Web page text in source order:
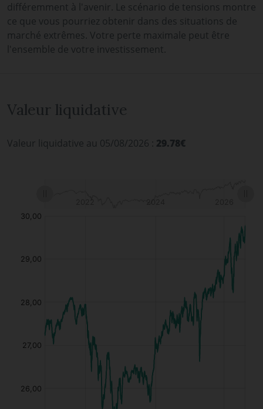
différemment à l'avenir. Le scénario de tensions montre
ce que vous pourriez obtenir dans des situations de
marché extrêmes. Votre perte maximale peut être
l'ensemble de votre investissement.
Valeur liquidative
Valeur liquidative au 05/08/2026 : 29.78€